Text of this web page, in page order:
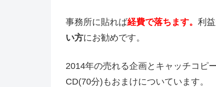
事務所に貼れば経費で落ちます。 利
い方にお勧めです。
2014年の売れる企画とキャッチコピ
CD(70分)もおまけについています。